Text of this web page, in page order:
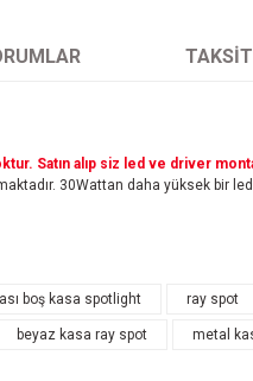
TAKSIT
Satın alıp siz led ve driver
30Wattan daha yüksek bir
Bu ürüne
boş kasa spotlight ray spot
beyaz kasa ray spot metal